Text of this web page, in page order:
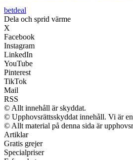
betdeal
Dela och sprid värme
X
Facebook
Instagram
LinkedIn
YouTube
Pinterest
TikTok
Mail
RSS
© Allt innehåll är skyddat.
© Upphovsrättsskyddat innehåll. Vi är
© Allt material på denna sida är
Artiklar
Gratis grejer
Specialpriser